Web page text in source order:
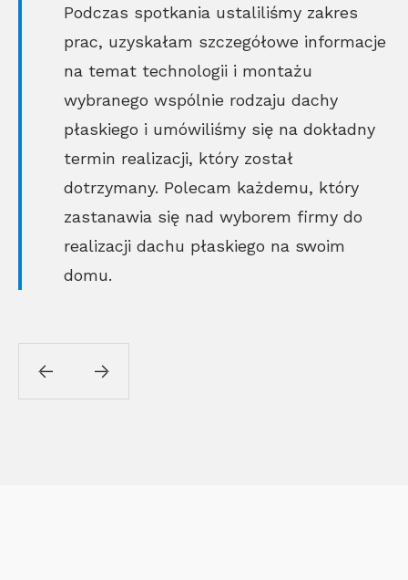
Podczas spotkania ustaliliśmy zakres
prac, uzyskałam szczegółowe informacje
na temat technologii i montażu
wybranego wspólnie rodzaju dachy
płaskiego i umówiliśmy się na dokładny
termin realizacji, który został
dotrzymany. Polecam każdemu, który
zastanawia się nad wyborem firmy do
realizacji dachu płaskiego na swoim
domu.